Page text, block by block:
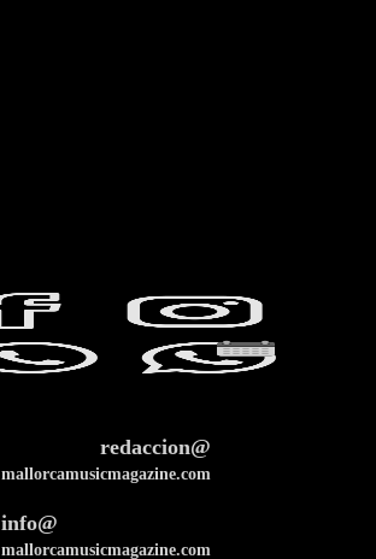
redaccion@
mallorcamusicmagazine.com
info@
mallorcamusicmagazine.com